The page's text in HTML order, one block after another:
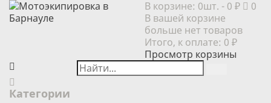
В корзине: 0шт. - 0 ₽
0
В вашей корзине
больше нет товаров
Итого, к оплате: 0 ₽
Просмотр корзины
Категории